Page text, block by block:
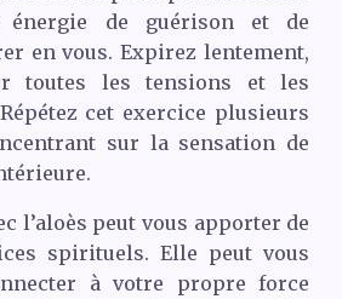
énergie de guérison et de
en vous. Expirez lentement,
toutes les tensions et les
cet exercice plusieurs
sur la sensation de
l’aloès peut vous apporter de
spirituels. Elle peut vous
à votre propre force